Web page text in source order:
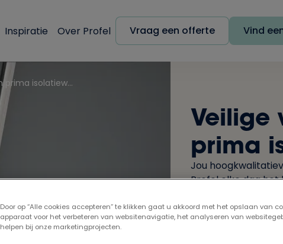
Inspiratie Over Profel Vraag een offerte Vind
Veilige voordeuren met een prima isolatiewaarde
Veilige
prima
Jou
Profel elke dag het
Door op “Alle cookies accepteren” te klikken gaat u akkoord met het opslaan van
apparaat voor het verbeteren van websitenavigatie, het analyseren van
helpen bij onze marketingprojecten.